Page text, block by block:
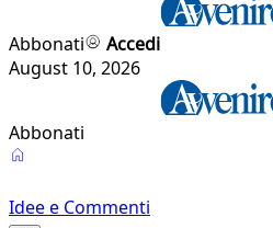
Abbonati
Accedi
August 10, 2026
Abbonati
Idee e Commenti